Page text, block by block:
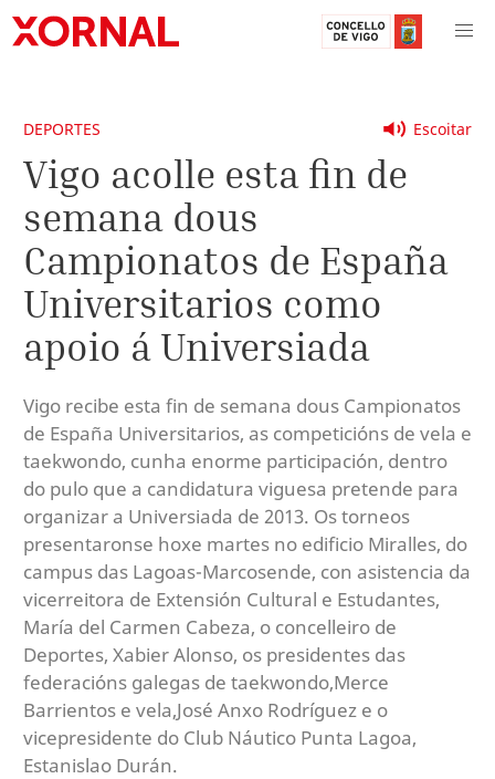
Escoitar
DEPORTES
Vigo acolle esta fin de
semana dous
Campionatos de España
Universitarios como
apoio á Universiada
Vigo recibe esta fin de semana dous Campionatos
de España Universitarios, as competicións de vela e
taekwondo, cunha enorme participación, dentro
do pulo que a candidatura viguesa pretende para
organizar a Universiada de 2013. Os torneos
presentaronse hoxe martes no edificio Miralles, do
campus das Lagoas-Marcosende, con asistencia da
vicerreitora de Extensión Cultural e Estudantes,
María del Carmen Cabeza, o concelleiro de
Deportes, Xabier Alonso, os presidentes das
federacións galegas de taekwondo,Merce
Barrientos e vela,José Anxo Rodríguez e o
vicepresidente do Club Náutico Punta Lagoa,
Estanislao Durán.